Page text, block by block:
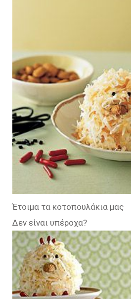
Έτοιμα τα κοτοπουλάκια μας
Δεν είναι υπέροχα?